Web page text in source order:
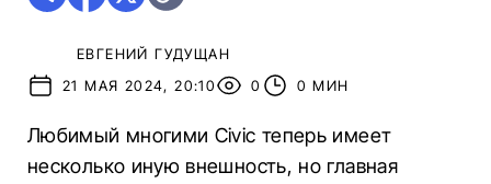
ЕВГЕНИЙ ГУДУЩАН
21 МАЯ 2024, 20:10
0 0 МИН
Любимый многими Civic теперь имеет
несколько иную внешность, но главная